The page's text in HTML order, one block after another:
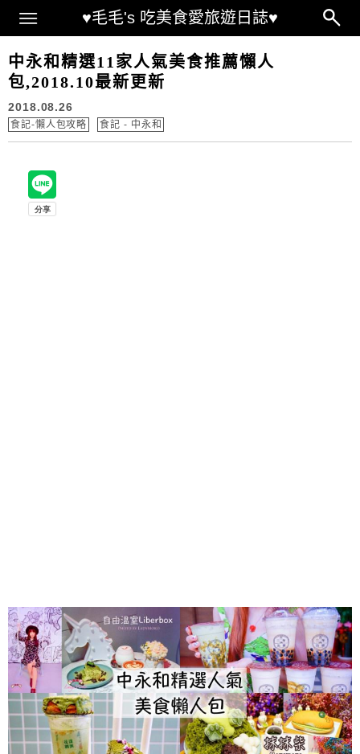
♥毛毛's 吃美食愛旅遊日誌♥
Main Menu
中永和精選11家人氣美食推薦懶人
包,2018.10最新更新
2018.08.26
食記-懶人包攻略 食記 - 中永和